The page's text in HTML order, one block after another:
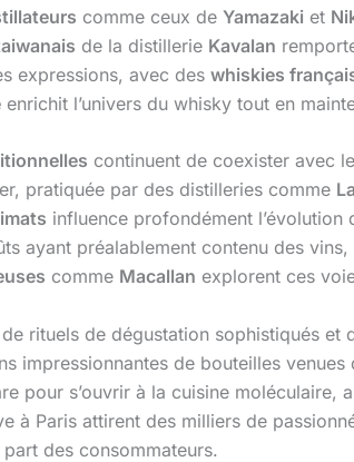
comme ceux de Yamazaki et
de la distillerie Kavalan
expressions, avec des whiskies
enrichit l’univers du whisky tout en
continuent de coexister avec
pratiquée par des distilleries comme
influence profondément
ayant préalablement contenu des
comme Macallan explorent ces
de rituels de dégustation sophistiqués
impressionnantes de bouteilles venues
pour s’ouvrir à la cuisine moléculaire,
à Paris attirent des milliers de
des consommateurs.